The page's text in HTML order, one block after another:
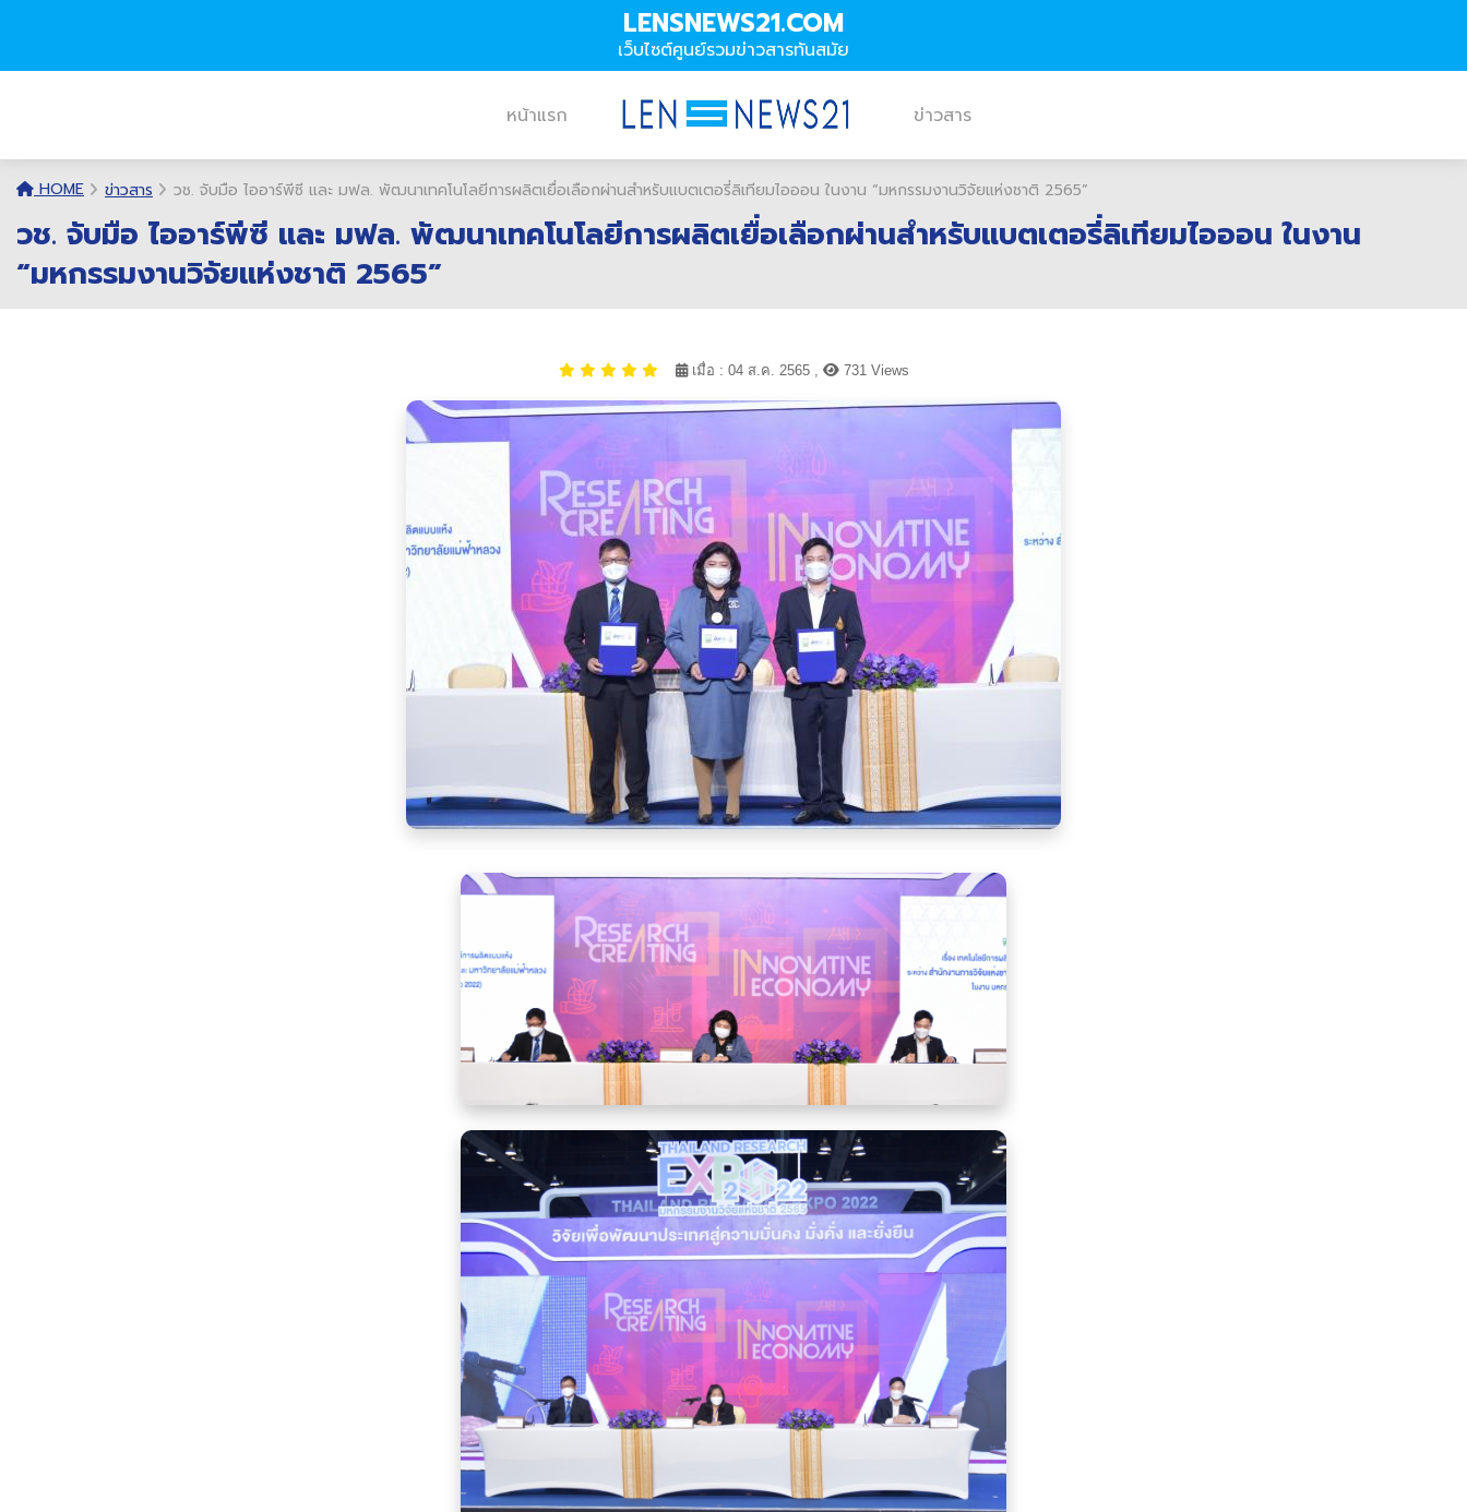
LENSNEWS21.COM
เว็บไซต์ศูนย์รวมข่าวสารทันสมัย
หน้าแรก ข่าวสาร
HOME ข่าวสาร วช. จับมือ ไออาร์พีซี และ มฟล. พัฒนาเทคโนโลยีการผลิตเยื่อเลือกผ่านสำหรับแบตเตอรี่ลิเทียมไอออน ในงาน “มหกรรมงานวิจัยแห่งชาติ 2565”
วช. จับมือ ไออาร์พีซี และ มฟล. พัฒนาเทคโนโลยีการผลิตเยื่อเลือกผ่านสำหรับแบตเตอรี่ลิเทียมไอออน ในงาน
“มหกรรมงานวิจัยแห่งชาติ 2565”
เมื่อ : 04 ส.ค. 2565 , 731 Views